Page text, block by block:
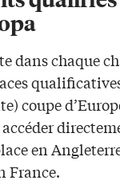
dans chaque
coupe
accéder
en
France.